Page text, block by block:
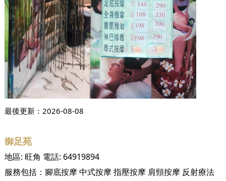
最後更新： 2026-08-08
御足苑
地區: 旺角 電話: 64919894
服務包括： 腳底按摩中式按摩指壓按摩 肩頸按摩 反射療法